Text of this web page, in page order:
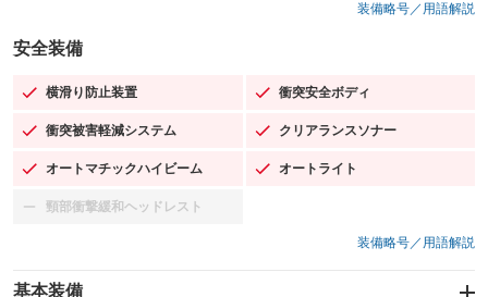
装備略号／用語解説
安全装備
横滑り防止装置
：装備あり 衝突安全ボディ
：装備あり
衝突被害軽減システム
：装備あり クリアランスソナー
：装備あり
オートマチックハイビーム
：装備あり オートライト
：装備あり
頸部衝撃緩和ヘッドレスト
：装備なし
装備略号／用語解説
基本装備